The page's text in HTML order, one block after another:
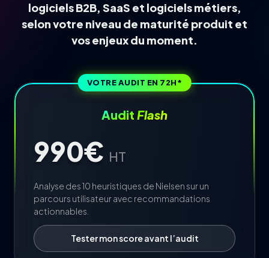
Nous découvrir
Offres
Tarifs
Outils
ContactEnglish
logiciels B2B, SaaS et logiciels métiers,
selon votre niveau de maturité produit et
vos enjeux du moment.
VOTRE AUDIT EN 72H*
Audit Flash
990€ HT
Analyse des 10 heuristiques de Nielsen sur un
parcours utilisateur avec recommandations
actionnables.
Tester mon score avant l’audit